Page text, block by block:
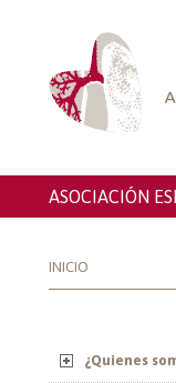
ASOCIACIÓN
INICIO
¿Quienes